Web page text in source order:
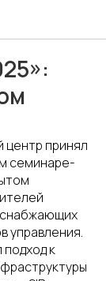
принял
семинаре-
управления.
к